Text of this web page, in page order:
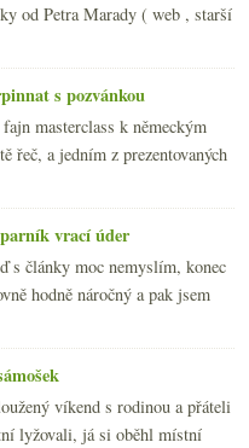
od Petra Marady ( web , starší
s pozvánkou
masterclass k německým
řeč, a jedním z prezentovaných
vrací úder
s články moc nemyslím, konec
hodně náročný a pak jsem
víkend s rodinou a přáteli
lyžovali, já si oběhl místní